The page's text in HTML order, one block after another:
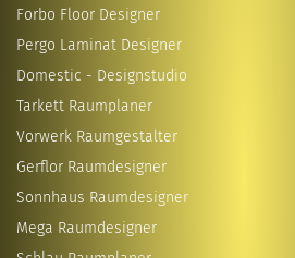
Forbo Floor Designer
Pergo Laminat Designer
Domestic - Designstudio
Tarkett Raumplaner
Vorwerk Raumgestalter
Gerflor Raumdesigner
Sonnhaus Raumdesigner
Mega Raumdesigner